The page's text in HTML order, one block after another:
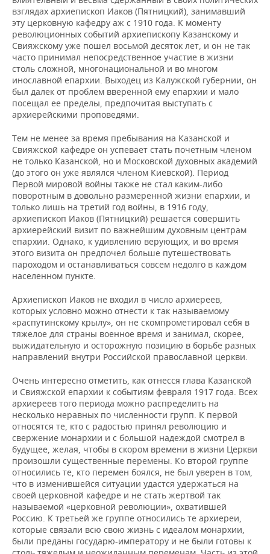
взглядах архиепископ Иаков (Пятницкий), занимавший
эту церковную кафедру аж с 1910 года. К моменту
революционных событий архиепископу Казанскому и
Свияжскому уже пошел восьмой десяток лет, и он не так
часто принимал непосредственное участие в жизни
столь сложной, многонациональной и во многом
инославной епархии. Выходец из Калужской губернии, он
был далек от проблем вверенной ему епархии и мало
посещал ее пределы, предпочитая выступать с
архиерейскими проповедями.
Тем не менее за время пребывания на Казанской и
Свияжской кафедре он успевает стать почетным членом
не только Казанской, но и Московской духовных академий
(до этого он уже являлся членом Киевской). Период
Первой мировой войны также не стал каким-либо
поворотным в довольно размеренной жизни епархии, и
только лишь на третий год войны, в 1916 году,
архиепископ Иаков (Пятницкий) решается совершить
архиерейский визит по важнейшим духовным центрам
епархии. Однако, к удивлению верующих, и во время
этого визита он предпочел больше путешествовать
пароходом и останавливаться совсем недолго в каждом
населенном пункте.
Архиепископ Иаков не входил в число архиереев,
которых условно можно отнести к так называемому
«распутинскому крылу», он не скомпрометировал себя в
тяжелое для страны военное время и занимал, скорее,
выжидательную и осторожную позицию в борьбе разных
направлений внутри Российской православной церкви.
Очень интересно отметить, как отнесся глава Казанской
и Свияжской епархии к событиям февраля 1917 года. Всех
архиереев того периода можно распределить на
несколько неравных по численности групп. К первой
относятся те, кто с радостью принял революцию и
свержение монархии и с большой надеждой смотрел в
будущее, желая, чтобы в скором времени в жизни Церкви
произошли существенные перемены. Ко второй группе
относились те, кто перемен боялся, не был уверен в том,
что в изменившейся ситуации удастся удержаться на
своей церковной кафедре и не стать жертвой так
называемой «церковной революции», охватившей
Россию. К третьей же группе относились те архиереи,
которые связали всю свою жизнь с идеалом монархии,
были преданы государю-императору и не были готовы к